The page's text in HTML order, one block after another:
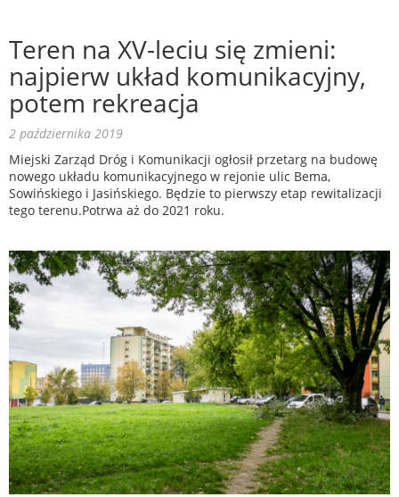
Teren na XV-leciu się zmieni:
najpierw układ komunikacyjny,
potem rekreacja
2 października 2019
Miejski Zarząd Dróg i Komunikacji ogłosił przetarg na budowę
nowego układu komunikacyjnego w rejonie ulic Bema,
Sowińskiego i Jasińskiego. Będzie to pierwszy etap rewitalizacji
tego terenu.Potrwa aż do 2021 roku.